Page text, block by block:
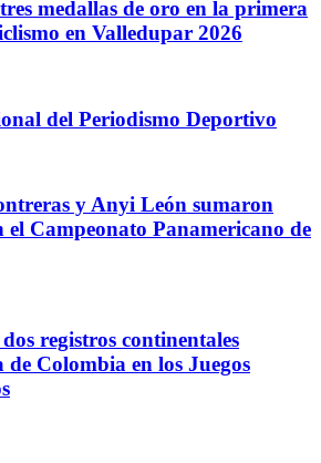
medallas de oro en la primera
en Valledupar 2026
del Periodismo Deportivo
y Anyi León sumaron
el Campeonato Panamericano de
registros continentales
Colombia en los Juegos